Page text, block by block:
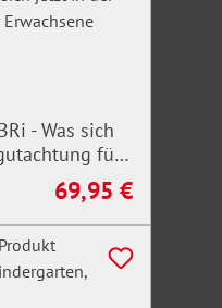
Der Online-Dienst ist
Homepage des
- Was sich
für
Regulärer Preis:
69,95 €